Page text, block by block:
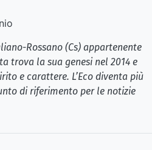
Rossano (Cs) appartenente
trova la sua genesi nel 2014 e
e carattere. L’Eco diventa più
di riferimento per le notizie